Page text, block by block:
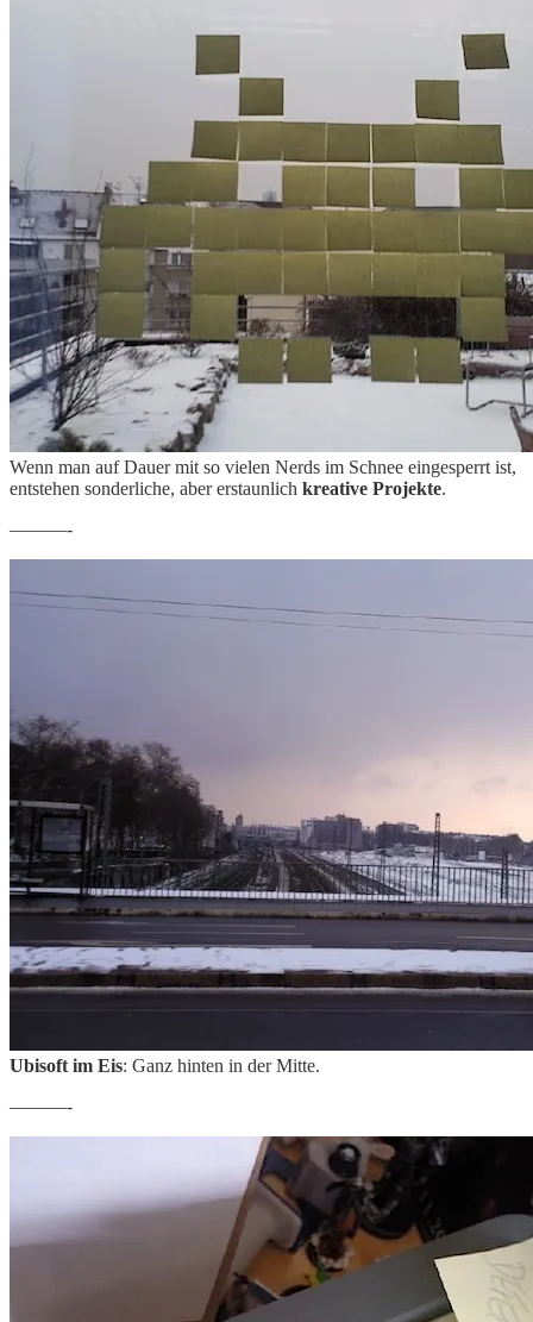
Wenn man auf Dauer mit so vielen Nerds im Schnee eingesperrt ist,
entstehen sonderliche, aber erstaunlich kreative Projekte.
———-
Ubisoft im Eis: Ganz hinten in der Mitte.
———-